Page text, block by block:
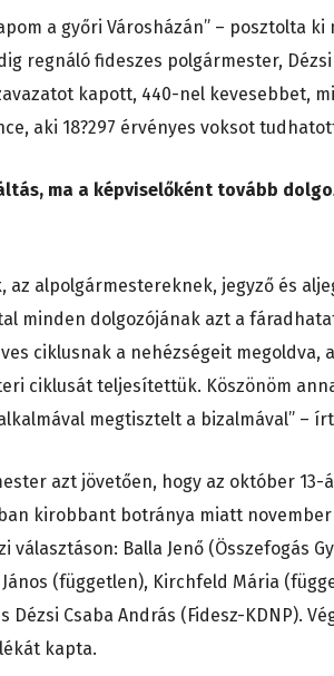
a győri Városházán” – posztolta
regnáló fideszes polgármester,
kapott, 440-nel kevesebbet,
aki 18?297 érvényes voksot
ma a képviselőként tovább
az alpolgármestereknek, jegyző és
minden dolgozójának azt a
ciklusnak a nehézségeit megoldva,
ciklusát teljesítettük. Köszönöm
megtisztelt a bizalmával” –
azt jövetően, hogy az október
kirobbant botránya miatt
Balla Jenő (Összefogás
(független), Kirchfeld Mária
Csaba András (Fidesz-KDNP).
kapta.